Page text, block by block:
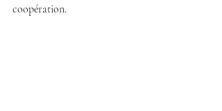
coopération.